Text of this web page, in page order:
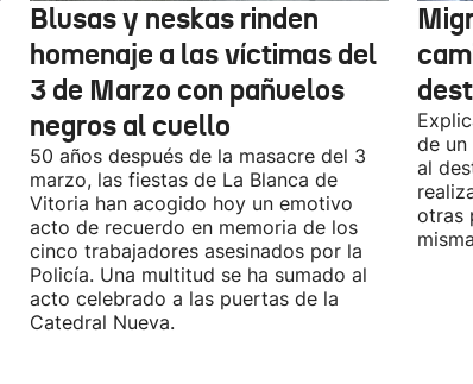
Blusas y neskas rinden
homenaje a las víctimas del
3 de Marzo con pañuelos
negros al cuello
50 años después de la masacre del 3
marzo, las fiestas de La Blanca de
Vitoria han acogido hoy un emotivo
acto de recuerdo en memoria de los
cinco trabajadores asesinados por la
Policía. Una multitud se ha sumado al
acto celebrado a las puertas de la
Catedral Nueva.
de
al
otras